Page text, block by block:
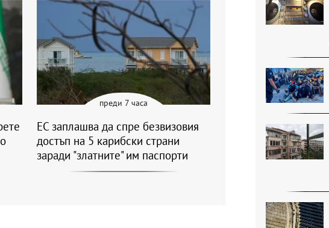
преди 7 часа
ЕС заплашва да спре безвизовия
достъп на 5 карибски страни
заради "златните" им паспорти